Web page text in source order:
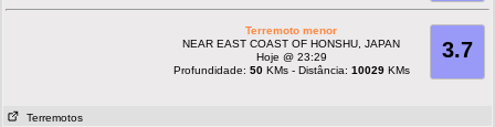
3.7
Terremoto menor
NEAR EAST COAST OF HONSHU, JAPAN
Hoje @ 23:29
Profundidade: 50KMs - Distância: 10029KMs
Terremotos